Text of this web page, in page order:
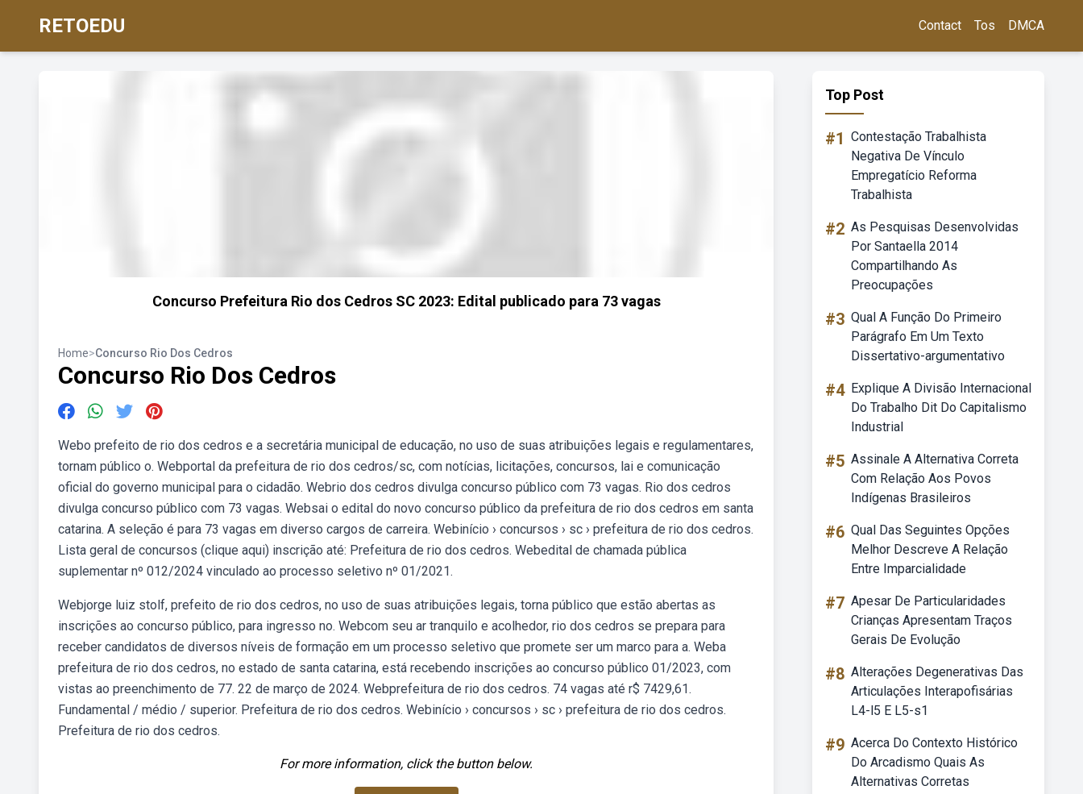
RETOEDU Contact Tos DMCA
Concurso Prefeitura Rio dos Cedros SC 2023: Edital publicado para 73 vagas
Home>Concurso Rio Dos Cedros
Concurso Rio Dos Cedros
Webo prefeito de rio dos cedros e a secretária municipal de educação, no uso de suas atribuições legais e regulamentares,
tornam público o. Webportal da prefeitura de rio dos cedros/sc, com notícias, licitações, concursos, lai e comunicação
oficial do governo municipal para o cidadão. Webrio dos cedros divulga concurso público com 73 vagas. Rio dos cedros
divulga concurso público com 73 vagas. Websai o edital do novo concurso público da prefeitura de rio dos cedros em santa
catarina. A seleção é para 73 vagas em diverso cargos de carreira. Webinício › concursos › sc › prefeitura de rio dos cedros.
Lista geral de concursos (clique aqui) inscrição até: Prefeitura de rio dos cedros. Webedital de chamada pública
suplementar nº 012/2024 vinculado ao processo seletivo nº 01/2021.
Webjorge luiz stolf, prefeito de rio dos cedros, no uso de suas atribuições legais, torna público que estão abertas as
inscrições ao concurso público, para ingresso no. Webcom seu ar tranquilo e acolhedor, rio dos cedros se prepara para
receber candidatos de diversos níveis de formação em um processo seletivo que promete ser um marco para a. Weba
prefeitura de rio dos cedros, no estado de santa catarina, está recebendo inscrições ao concurso público 01/2023, com
vistas ao preenchimento de 77. 22 de março de 2024. Webprefeitura de rio dos cedros. 74 vagas até r$ 7429,61.
Fundamental / médio / superior. Prefeitura de rio dos cedros. Webinício › concursos › sc › prefeitura de rio dos cedros.
Prefeitura de rio dos cedros.
For more information, click the button below.
Top Post
#1 Contestação Trabalhista
Negativa De Vínculo
Empregatício Reforma
Trabalhista
#2 As Pesquisas Desenvolvidas
Por Santaella 2014
Compartilhando As
Preocupações
#3 Qual A Função Do Primeiro
Parágrafo Em Um Texto
Dissertativo-argumentativo
#4 Explique A Divisão Internacional
Do Trabalho Dit Do Capitalismo
Industrial
#5 Assinale A Alternativa Correta
Com Relação Aos Povos
Indígenas Brasileiros
#6 Qual Das Seguintes Opções
Melhor Descreve A Relação
Entre Imparcialidade
#7 Apesar De Particularidades
Crianças Apresentam Traços
Gerais De Evolução
#8 Alterações Degenerativas Das
Articulações Interapofisárias
L4-l5 E L5-s1
#9 Acerca Do Contexto Histórico
Do Arcadismo Quais As
Alternativas Corretas